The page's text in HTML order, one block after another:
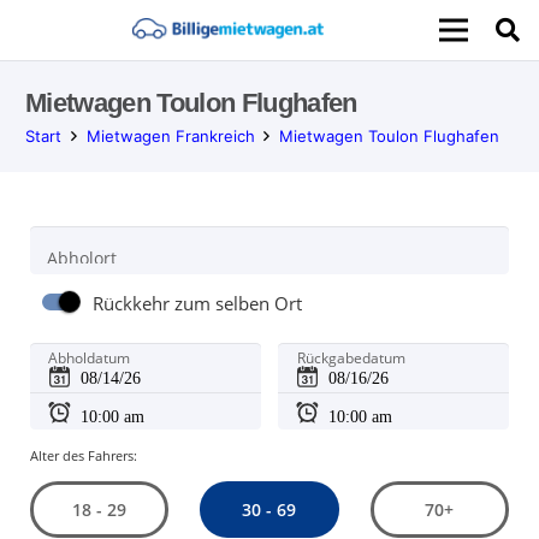
Mietwagen Toulon Flughafen
Start Mietwagen Frankreich Mietwagen Toulon Flughafen
Abholort
Rückkehr zum selben Ort
Abholdatum Rückgabedatum
Alter des Fahrers:
18 - 29 30 - 69 70+